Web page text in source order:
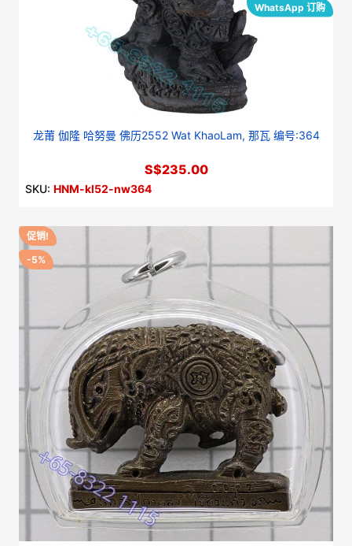
龙莆 伽隆 哈努曼 佛历2552 Wat KhaoLam, 那瓦 编号:364
S$235.00
SKU: HNM-kl52-nw364
WhatsApp 订购
促销!
-5%